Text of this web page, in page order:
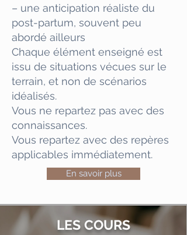
– une anticipation réaliste du
post-partum, souvent peu
abordé ailleurs
Chaque élément enseigné est
issu de situations vécues sur le
terrain, et non de scénarios
idéalisés.
Vous ne repartez pas avec des
connaissances.
Vous repartez avec des repères
applicables immédiatement.
En savoir plus
LES COURS